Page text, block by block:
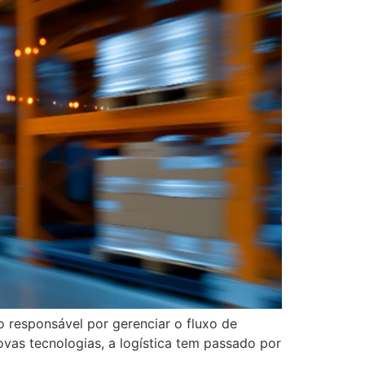
responsável por gerenciar o fluxo de
tecnologias, a logística tem passado por